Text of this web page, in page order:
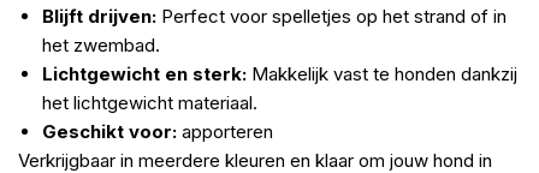
Blijft drijven: Perfect voor spelletjes op het strand of in
het zwembad.
Lichtgewicht en sterk: Makkelijk vast te honden dankzij
het lichtgewicht materiaal.
Geschikt voor: apporteren
Verkrijgbaar in meerdere kleuren en klaar om jouw hond in